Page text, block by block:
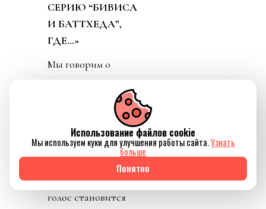
СЕРИЮ “БИВИСА
И БАТТХЕДА”,
ГДЕ…»
Мы говорим о
разницу в возрасте:
одиннадцать лет.
(Питту шестьдесят
два.) Он смеётся, и
на долю секунды его
голос становится
Использование файлов cookie
Мы используем куки для улучшения работы сайта.Узнать
больше
Понятно